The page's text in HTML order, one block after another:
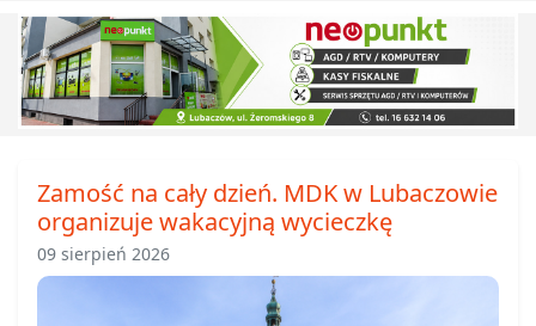
Zamość na cały dzień. MDK w Lubaczowie
organizuje wakacyjną wycieczkę
09 sierpień 2026